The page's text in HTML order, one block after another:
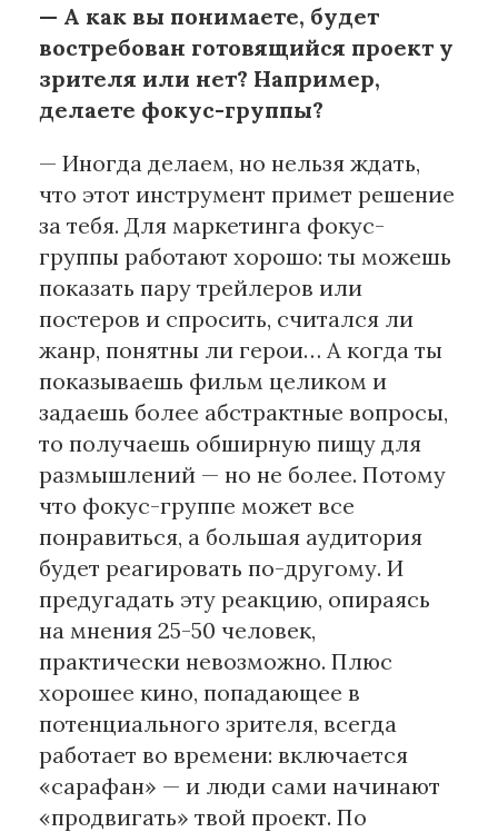
— А как вы понимаете, будет
востребован готовящийся проект у
зрителя или нет? Например,
делаете фокус-группы?
— Иногда делаем, но нельзя ждать,
что этот инструмент примет решение
за тебя. Для маркетинга фокус-
группы работают хорошо: ты можешь
показать пару трейлеров или
постеров и спросить, считался ли
жанр, понятны ли герои… А когда ты
показываешь фильм целиком и
задаешь более абстрактные вопросы,
то получаешь обширную пищу для
размышлений — но не более. Потому
что фокус-группе может все
понравиться, а большая аудитория
будет реагировать по-другому. И
предугадать эту реакцию, опираясь
на мнения 25-50 человек,
практически невозможно. Плюс
хорошее кино, попадающее в
потенциального зрителя, всегда
работает во времени: включается
«сарафан» — и люди сами начинают
«продвигать» твой проект. По